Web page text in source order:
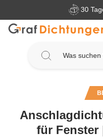
Zum Hauptinhalt springen
30
für Fenster